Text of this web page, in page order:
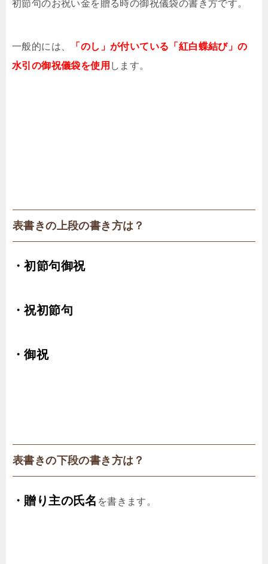
初節句のお祝い金を贈る時の御祝儀袋の書き方です。
一般的には、
「のし」が付いている「紅白蝶結び」の
水引の御祝儀袋を使用 します。
表書きの上段の書き方は？
・初節句御祝
・祝初節句
・御祝
表書きの下段の書き方は？
・贈り主の氏名 を書きます。